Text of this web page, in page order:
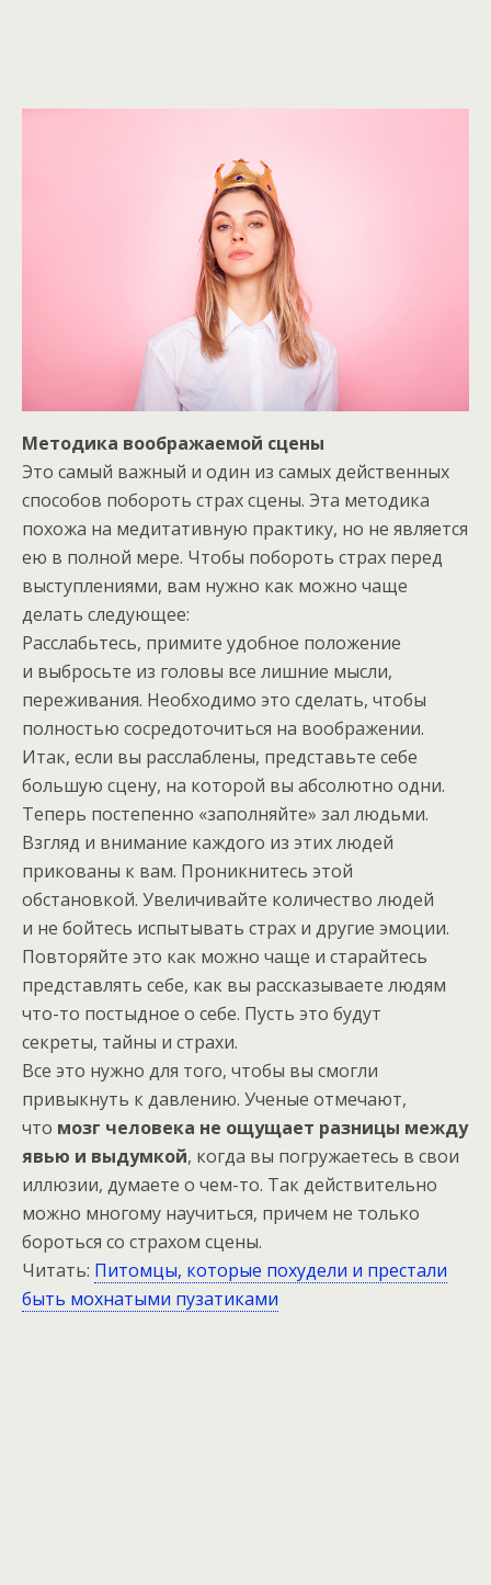
Методика воображаемой сцены
Это самый важный и один из самых действенных
способов побороть страх сцены. Эта методика
похожа на медитативную практику, но не является
ею в полной мере. Чтобы побороть страх перед
выступлениями, вам нужно как можно чаще
делать следующее:
Расслабьтесь, примите удобное положение
и выбросьте из головы все лишние мысли,
переживания. Необходимо это сделать, чтобы
полностью сосредоточиться на воображении.
Итак, если вы расслаблены, представьте себе
большую сцену, на которой вы абсолютно одни.
Теперь постепенно «заполняйте» зал людьми.
Взгляд и внимание каждого из этих людей
прикованы к вам. Проникнитесь этой
обстановкой. Увеличивайте количество людей
и не бойтесь испытывать страх и другие эмоции.
Повторяйте это как можно чаще и старайтесь
представлять себе, как вы рассказываете людям
что-то постыдное о себе. Пусть это будут
секреты, тайны и страхи.
Все это нужно для того, чтобы вы смогли
привыкнуть к давлению. Ученые отмечают,
что мозг человека не ощущает разницы между
явью и выдумкой, когда вы погружаетесь в свои
иллюзии, думаете о чем-то. Так действительно
можно многому научиться, причем не только
бороться со страхом сцены.
Читать: Питомцы, которые похудели и престали
быть мохнатыми пузатиками